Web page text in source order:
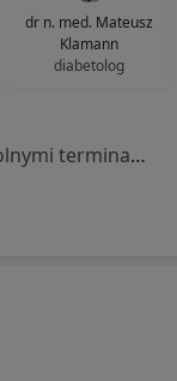
dr n. med. Mateusz
Klamann
diabetolog
Brak dostępnych specjalistów z wolnymi terminami w tym centrum medycznym.